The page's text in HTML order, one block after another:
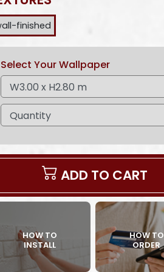
finished
Select Your Wallpaper
ADD TO CART
HOW TO
INSTALL
HOW TO
ORDER